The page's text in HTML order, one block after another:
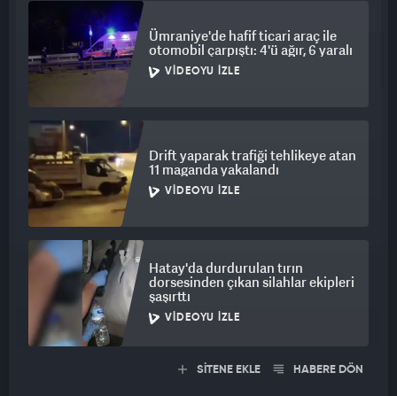
Ümraniye'de hafif ticari araç ile
otomobil çarpıştı: 4'ü ağır, 6 yaralı
VIDEOYU İZLE
Drift yaparak trafiği tehlikeye atan
11 maganda yakalandı
VIDEOYU İZLE
Hatay'da durdurulan tırın
dorsesinden çıkan silahlar ekipleri
şaşırttı
VIDEOYU İZLE
SİTENE EKLE HABERE DÖN